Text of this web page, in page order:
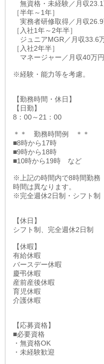
無資格・未経験／月収
［半年～1年］
実務者研修取得／月収
［入社1年～2年半］
ジュニアMGR／月収33.6
［入社2年半］
マネージャー／月収40万
※経験・能力等を考慮。
【勤務時間・休日】
【日勤】
8：00～21：00
＊＊ 勤務時間例 ＊＊
■8時から17時
■9時から18時
■10時から19時 など
※上記の時間内で8時間勤務
時間は異なります。
※完全週休2日制・シフト制
【休日】
シフト制、完全週休2日制
【休暇】
有給休暇
バースデー休暇
慶弔休暇
産前産後休暇
育児休暇
介護休暇
【応募資格】
■必要資格
・無資格OK
・未経験歓迎